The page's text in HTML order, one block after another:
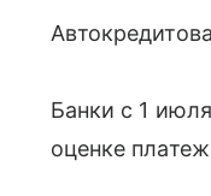
Банки с 1
оценке